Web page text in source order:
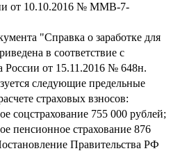
от 10.10.2016 № ММВ-7-
"Справка о заработке для
в соответствие с
России от 15.11.2016 № 648н.
следующие предельные
страховых взносов:
соцстрахование 755 000 рублей;
пенсионное страхование 876
Правительства РФ